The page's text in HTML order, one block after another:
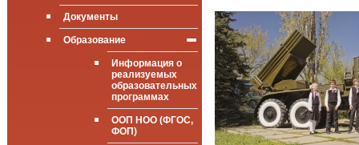
Документы
Образование
Информация о
реализуемых
образовательных
программах
ООП НОО (ФГОС,
ФОП)